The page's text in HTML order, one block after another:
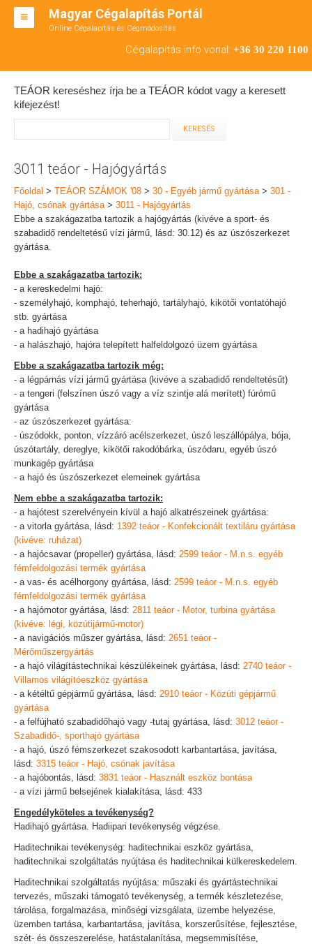
Magyar Cégalapítás Portál
Online Cégalapítás és Cégmódosítás
Cégalapítás info vonal: +36 30 220 1100
BT ALAPÍTÁS
RT ALAPÍTÁS
TEÁOR SZÁMOK '08
ENGEDÉLYKÖTELES
KAPCSOLAT
IRODÁK
TEÁOR kereséshez írja be a TEÁOR kódot vagy a keresett
kifejezést!
3011 teáor - Hajógyártás
Főoldal > TEÁOR SZÁMOK '08 > 30 - Egyéb jármű gyártása> 301 -
Hajó, csónak gyártása> 3011 - Hajógyártás
Ebbe a szakágazatba tartozik a hajógyártás (kivéve a sport- és
szabadidő rendeltetésű vízi jármű, lásd: 30.12) és az úszószerkezet
gyártása.
Ebbe a szakágazatba tartozik:
- a kereskedelmi hajó:
- személyhajó, komphajó, teherhajó, tartályhajó, kikötői vontatóhajó
stb. gyártása
- a hadihajó gyártása
- a halászhajó, hajóra telepített halfeldolgozó üzem gyártása
Ebbe a szakágazatba tartozik még:
- a légpárnás vízi jármű gyártása (kivéve a szabadidő rendeltetésűt)
- a tengeri (felszínen úszó vagy a víz szintje alá merített) fúrómű
gyártása
- az úszószerkezet gyártása:
- úszódokk, ponton, vízzáró acélszerkezet, úszó leszállópálya, bója,
úszótartály, dereglye, kikötői rakodóbárka, úszódaru, egyéb úszó
munkagép gyártása
- a hajó és úszószerkezet elemeinek gyártása
Nem ebbe a szakágazatba tartozik:
- a hajótest szerelvényein kívül a hajó alkatrészeinek gyártása:
- a vitorla gyártása, lásd: 1392 teáor - Konfekcionált textiláru gyártása
(kivéve: ruházat)
- a hajócsavar (propeller) gyártása, lásd: 2599 teáor - M.n.s. egyéb
fémfeldolgozási termék gyártása
- a vas- és acélhorgony gyártása, lásd: 2599 teáor - M.n.s. egyéb
fémfeldolgozási termék gyártása
- a hajómotor gyártása, lásd: 2811 teáor - Motor, turbina gyártása
(kivéve: légi, közútijármű-motor)
- a navigációs műszer gyártása, lásd: 2651 teáor -
Mérőműszergyártás
- a hajó világítástechnikai készülékeinek gyártása, lásd: 2740 teáor -
Villamos világítóeszköz gyártása
- a kétéltű gépjármű gyártása, lásd: 2910 teáor - Közúti gépjármű
gyártása
- a felfújható szabadidőhajó vagy -tutaj gyártása, lásd: 3012 teáor -
Szabadidő-, sporthajó gyártása
- a hajó, úszó fémszerkezet szakosodott karbantartása, javítása,
lásd: 3315 teáor - Hajó, csónak javítása
- a hajóbontás, lásd: 3831 teáor - Használt eszköz bontása
- a vízi jármű belsejének kialakítása, lásd: 433
Engedélyköteles a tevékenység?
Hadihajó gyártása. Hadiipari tevékenység végzése.
Haditechnikai tevékenység: haditechnikai eszköz gyártása,
haditechnikai szolgáltatás nyújtása és haditechnikai külkereskedelem.
Haditechnikai szolgáltatás nyújtása: műszaki és gyártástechnikai
tervezés, műszaki támogató tevékenység, a termék készletezése,
tárolása, forgalmazása, minőségi vizsgálata, üzembe helyezése,
üzemben tartása, karbantartása, javítása, korszerűsítése, fejlesztése,
szét- és összeszerelése, hatástalanítása, megsemmisítése,